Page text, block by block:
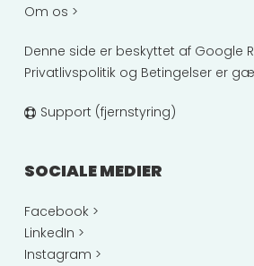
Om os >
Denne side er beskyttet af Google
Privatlivspolitikog Betingelserer
Support (fjernstyring)
SOCIALE MEDIER
Facebook >
LinkedIn >
Instagram >